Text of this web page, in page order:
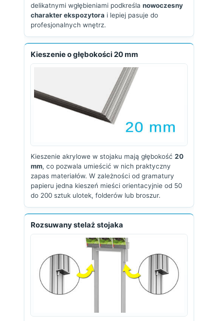
delikatnymi wgłębieniami podkreśla nowoczesny
charakter ekspozytora i lepiej pasuje do
profesjonalnych wnętrz.
Kieszenie o głębokości 20 mm
Kieszenie akrylowe w stojaku mają głębokość 20
mm, co pozwala umieścić w nich praktyczny
zapas materiałów. W zależności od gramatury
papieru jedna kieszeń mieści orientacyjnie od 50
do 200 sztuk ulotek, folderów lub broszur.
Rozsuwany stelaż stojaka